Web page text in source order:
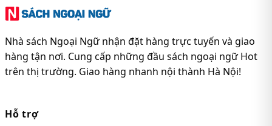
Nhà sách Ngoại Ngữ nhận đặt hàng trực tuyến và giao
hàng tận nơi. Cung cấp những đầu sách ngoại ngữ Hot
trên thị trường. Giao hàng nhanh nội thành Hà Nội!
Hỗ trợ